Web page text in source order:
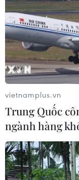
vietnamplus.vn
Trung Quốc
ngành hàng